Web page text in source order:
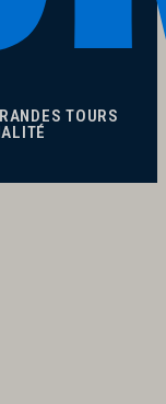
TOURS